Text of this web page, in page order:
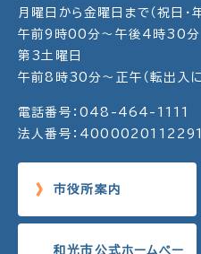
月曜日から金曜日まで（祝日・
午前9時00分～午後4時30分
第3土曜日
午前8時30分～正午（転出入に
電話番号：048-464-1111
法人番号：4000020112291
市役所案内
和光市公式ホームペー